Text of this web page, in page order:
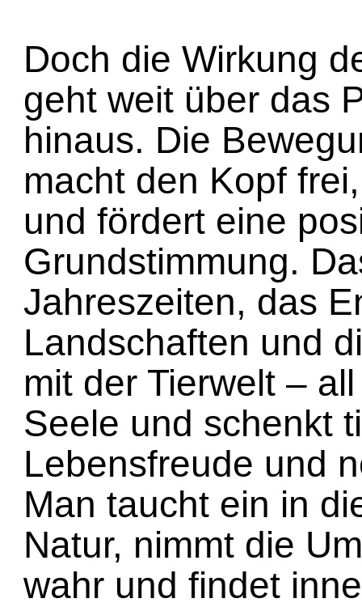
Doch die Wirkung
geht weit über das
hinaus. Die
macht den Kopf
und fördert eine
Grundstimmung.
Jahreszeiten, das
Landschaften und
mit der Tierwelt –
Seele und schenkt
Lebensfreude und
Man taucht ein in
Natur, nimmt die
wahr und findet